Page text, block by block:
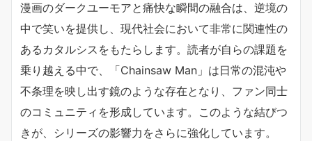
漫画のダークユーモアと痛快な瞬間の融合は、逆境の
中で笑いを提供し、現代社会において非常に関連性の
あるカタルシスをもたらします。読者が自らの課題を
乗り越える中で、「Chainsaw Man」は日常の混沌や
不条理を映し出す鏡のような存在となり、ファン同士
のコミュニティを形成しています。このような結びつ
きが、シリーズの影響力をさらに強化しています。